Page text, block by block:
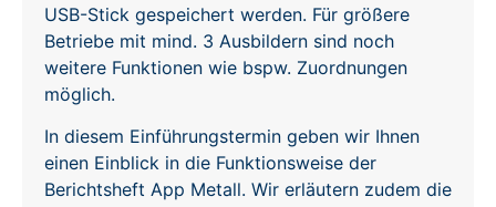
USB-Stick gespeichert werden. Für größere
Betriebe mit mind. 3 Ausbildern sind noch
weitere Funktionen wie bspw. Zuordnungen
möglich.
In diesem Einführungstermin geben wir Ihnen
einen Einblick in die Funktionsweise der
Berichtsheft App Metall. Wir erläutern zudem die